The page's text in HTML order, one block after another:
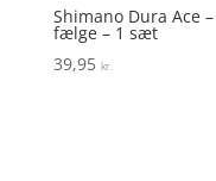
Shimano Dura Ace
fælge – 1 sæt
39,95 kr.